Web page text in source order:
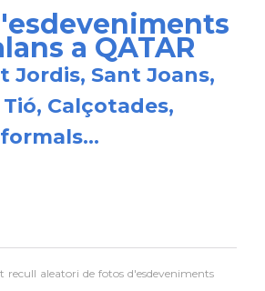
a QATAR
Jordis, Sant Joans,
Calçotades,
recull aleatori defotos d'esdeveniments